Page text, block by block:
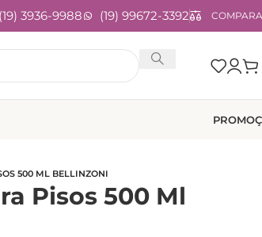
(19) 3936-9988 (19) 99672-3392
500 ML BELLINZONI
Pisos 500 Ml